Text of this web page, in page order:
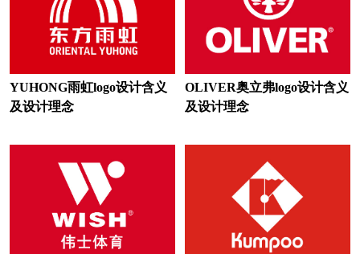
律师事务所logo设计 旅行社logo设计
联合会logo设计 联盟logo设计
沐浴露logo设计
门窗logo设计
摩托车logo设计
YUHONG雨虹logo设计含义
及设计理念
OLIVER奥立弗logo设计含义
及设计理念